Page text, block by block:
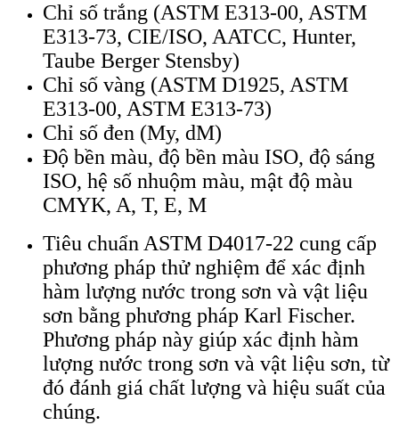
Chỉ số trắng (ASTM E313-00, ASTM
E313-73, CIE/ISO, AATCC, Hunter,
Taube Berger Stensby)
Chỉ số vàng (ASTM D1925, ASTM
E313-00, ASTM E313-73)
Chỉ số đen (My, dM)
Độ bền màu, độ bền màu ISO, độ sáng
ISO, hệ số nhuộm màu, mật độ màu
CMYK, A, T, E, M
Tiêu chuẩn ASTM D4017-22 cung cấp
phương pháp thử nghiệm để xác định
hàm lượng nước trong sơn và vật liệu
sơn bằng phương pháp Karl Fischer.
Phương pháp này giúp xác định hàm
lượng nước trong sơn và vật liệu sơn, từ
đó đánh giá chất lượng và hiệu suất của
chúng.